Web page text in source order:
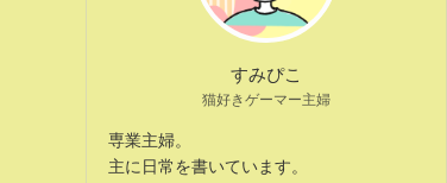
すみぴこ
猫好きゲーマー主婦
専業主婦。
主に日常を書いています。